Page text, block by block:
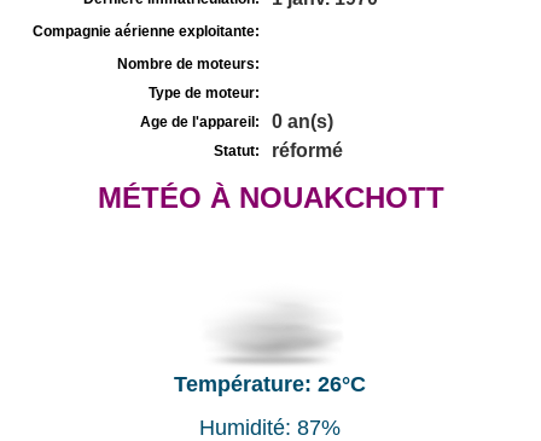
Compagnie aérienne exploitante:
Nombre de moteurs:
Type de moteur:
Age de l'appareil:
0 an(s)
Statut: réformé
MÉTÉO À NOUAKCHOTT
Température: 26°C
Humidité: 87%